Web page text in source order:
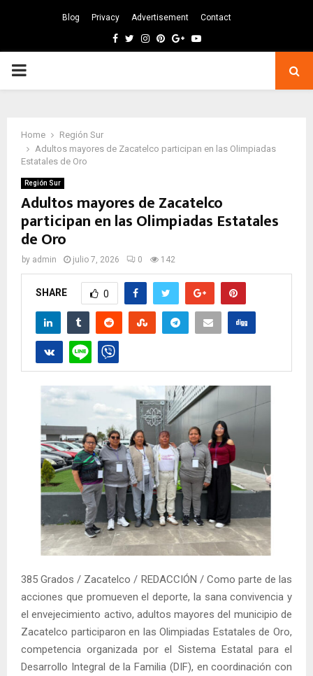
Blog Privacy Advertisement Contact
Facebook
TwitterInstagram
Pinterest
GoogleYoutube
PRIMARY
Home
Región Sur
Adultos mayores de Zacatelco participan en las Olimpiadas
Estatales de Oro
Región Sur
Adultos mayores de Zacatelco
participan en las Olimpiadas Estatales
de Oro
by admin julio 7, 2026 0 142
SHARE 0
385 Grados / Zacatelco / REDACCIÓN / Como parte de las
acciones que promueven el deporte, la sana convivencia y
el envejecimiento activo, adultos mayores del municipio de
Zacatelco participaron en las Olimpiadas Estatales de Oro,
competencia organizada por el Sistema Estatal para el
Desarrollo Integral de la Familia (DIF), en coordinación con